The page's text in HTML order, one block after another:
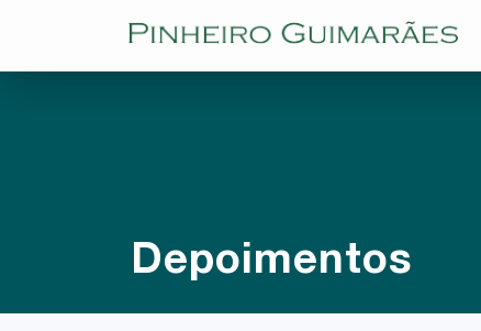
Depoimentos